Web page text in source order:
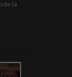
la